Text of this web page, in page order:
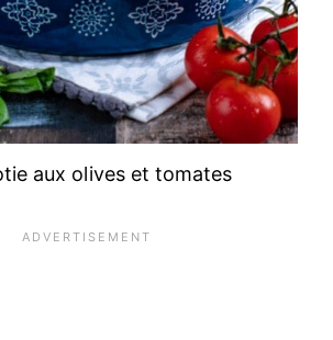
aux olives et tomates